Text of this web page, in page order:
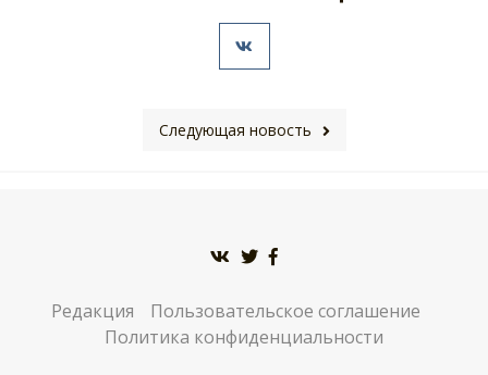
Следующая новость
Редакция
Пользовательское соглашение
Политика конфиденциальности